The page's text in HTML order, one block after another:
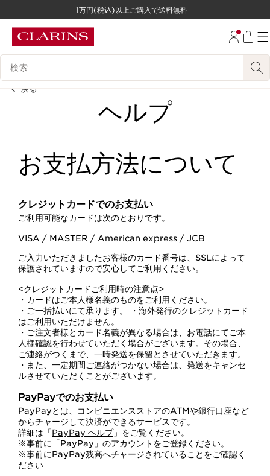
コンテンツへ移動
1万円(税込)以上ご購入で送料無料
検索候補
戻る
ヘルプ
お支払方法について
クレジットカードでのお支払い
ご利用可能なカードは次のとおりです。
VISA / MASTER / American express / JCB
ご入力いただきましたお客様のカード番号は、SSLによって
保護されていますので安心してご利用ください。
<クレジットカードご利用時の注意点>
・カードはご本人様名義のものをご利用ください。
・ご一括払いにて承ります。 ・海外発行のクレジットカード
はご利用いただけません。
・ご注文者様とカード名義が異なる場合は、お電話にてご本
人様確認を行わせていただく場合がございます。その場合、
ご連絡がつくまで、一時発送を保留とさせていただきます。
・また、一定期間ご連絡がつかない場合は、発送をキャンセ
ルさせていただくことがございます。
PayPayでのお支払い
PayPayとは、コンビニエンスストアのATMや銀行口座など
からチャージして決済ができるサービスです。
詳細は「PayPay ヘルプ」をご覧ください。
※事前に「PayPay」のアカウントをご登録ください。
※事前にPayPay残高へチャージされていることをご確認く
ださい